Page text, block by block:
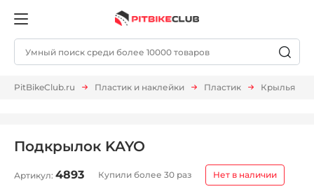
PitBikeClub.ru Пластик и наклейки Пластик Крылья
Подкрылок KAYO
Артикул: 4893 Купили более 30 раз Нет в наличии